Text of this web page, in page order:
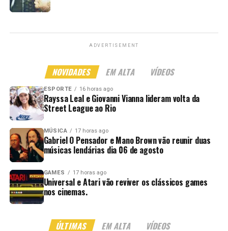
ADVERTISEMENT
NOVIDADES EM ALTA VÍDEOS
ESPORTE 16 horas ago
Rayssa Leal e Giovanni Vianna lideram volta da
Street League ao Rio
MÚSICA 17 horas ago
Gabriel O Pensador e Mano Brown vão reunir duas
músicas lendárias dia 06 de agosto
GAMES 17 horas ago
Universal e Atari vão reviver os clássicos games
nos cinemas.
ÚLTIMAS EM ALTA VÍDEOS